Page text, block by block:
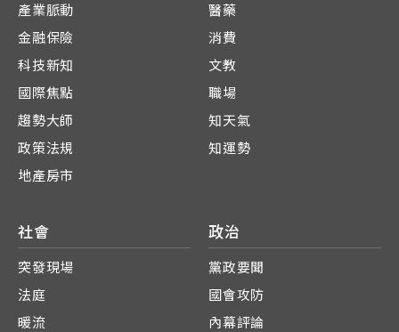
產業脈動
金融保險
科技新知
國際焦點
趨勢大師
政策法規
地產房市
醫藥
消費
文教
職場
知天氣
知運勢
社會
突發現場
法庭
暖流
政治
黨政要聞
國會攻防
內幕評論